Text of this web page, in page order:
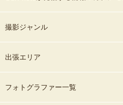
撮影ジャンル
出張エリア
フォトグラファー一覧